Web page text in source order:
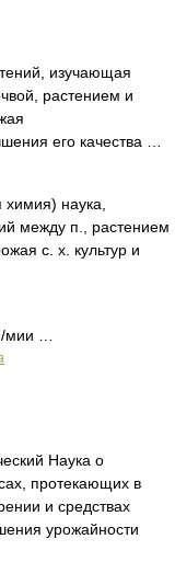
изучающая
растением и
его качества …
наука,
между п., растением
с. х. культур и
мии …
Наука о
протекающих в
и средствах
урожайности